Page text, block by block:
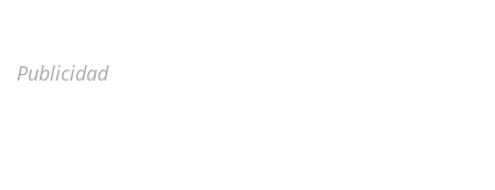
Publicidad